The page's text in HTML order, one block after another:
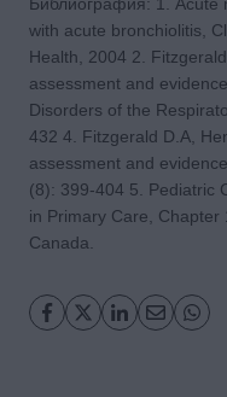
with acute bronchiolitis,
Health, 2004 2.
assessment and
Disorders of the
432 4. Fitzgerald D.A,
assessment and
(8): 399-404 5. Pediatric
in Primary Care,
Canada.